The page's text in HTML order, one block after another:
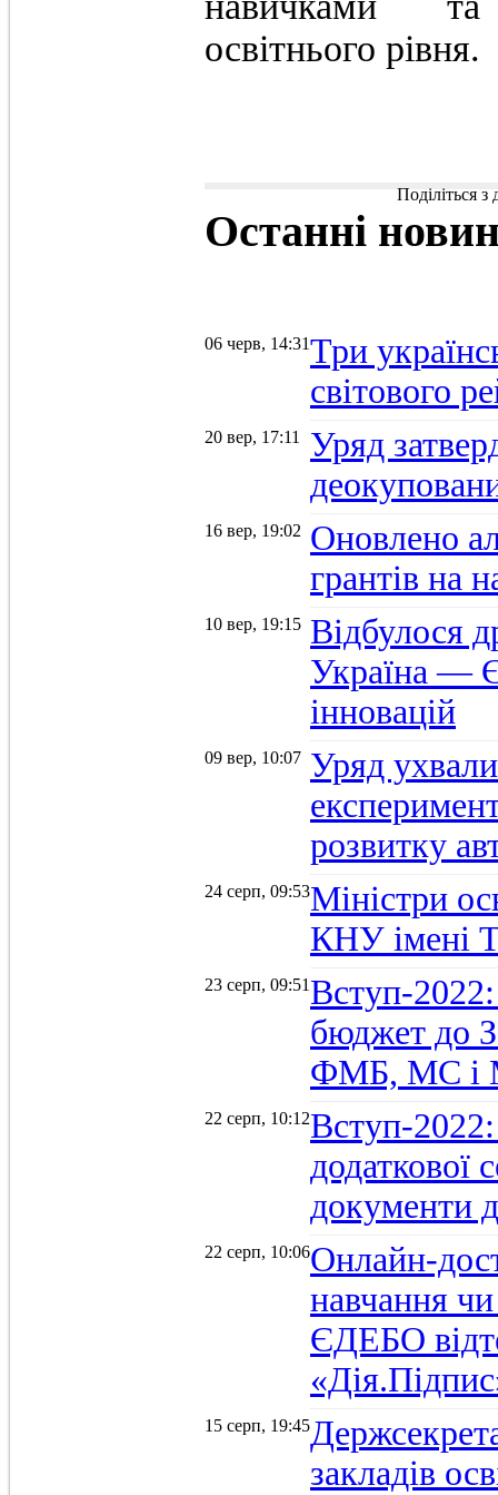
освітнього рівня.
Поділіться
Останні
06 черв, 14:31Три
світового
20 вер, 17:11
Уряд
16 вер, 19:02 Оновлено
грантів на
10 вер, 19:15 Відбулося
Україна —
інновацій
09 вер, 10:07 Уряд
розвитку
24 серп, 09:53Міністри
КНУ імені
23 серп, 09:51 Вступ-
бюджет до
ФМБ, МС і
22 серп, 10:12Вступ-
додаткової
документи
22 серп, 10:06Онлайн-
навчання
ЄДЕБО
15 серп, 19:45
закладів